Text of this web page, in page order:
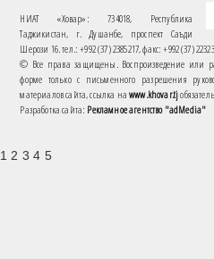
НИАТ «Ховар»: 734018, Республика
Таджикистан, г. Душанбе, проспект Саъди
Шерози 16. тел.: +992 (37) 2385217, факс: +992 (37)
© Все права защищены. Воспроизведение или
форме только с письменного разрешения
материалов сайта, ссылка наwww.khovar.tj
Разработка сайта: Рекламное агентство "adMedia"
1 2 3 4 5